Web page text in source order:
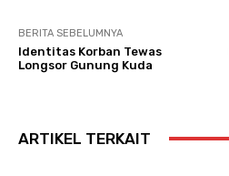
BERITA SEBELUMNYA
Identitas Korban Tewas
Longsor Gunung Kuda
ARTIKEL TERKAIT